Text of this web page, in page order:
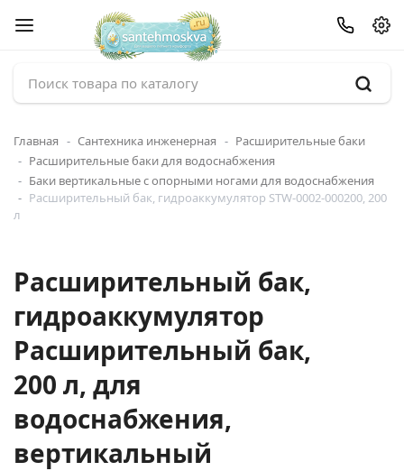
Главная Сантехника инженерная
Расширительные баки
Расширительные баки для водоснабжения
Баки вертикальные с опорными ногами для водоснабжения
Расширительный бак, гидроаккумулятор STW-0002-000200, 200
л
Расширительный бак,
гидроаккумулятор
Расширительный бак,
200 л, для
водоснабжения,
вертикальный